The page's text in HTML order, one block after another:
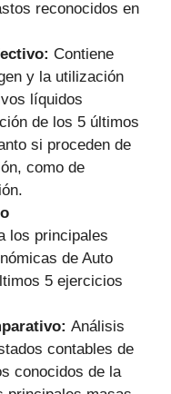
reconocidos en
Contiene
y la utilización
líquidos
de los 5 últimos
si proceden de
como de
los principales
de Auto
5 ejercicios
Análisis
contables de
conocidos de la